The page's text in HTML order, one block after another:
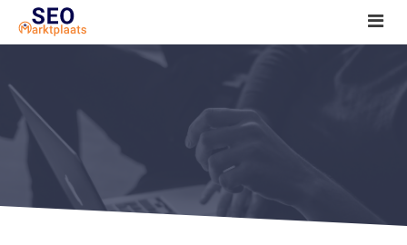
SEO tools reviews
Marketeer bij jou in de buurt?
Offerte
1. Seo voor beginners +
2. Onderzoeken +